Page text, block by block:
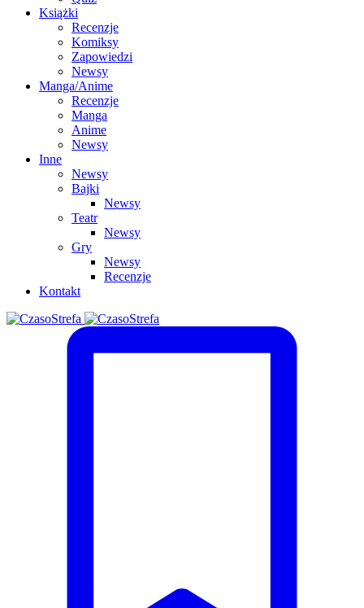
Książki
Recenzje
Komiksy
Zapowiedzi
Newsy
Manga/Anime
Recenzje
Manga
Anime
Newsy
Inne
Newsy
Bajki
Newsy
Teatr
Newsy
Gry
Newsy
Recenzje
Kontakt